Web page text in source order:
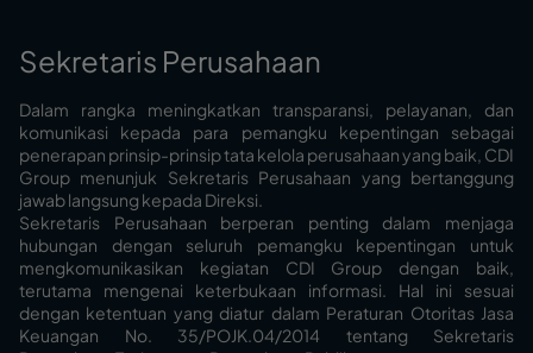
Sekretaris Perusahaan
Dalam rangka meningkatkan transparansi, pelayanan, dan
komunikasi kepada para pemangku kepentingan sebagai
penerapan prinsip-prinsip tata kelola perusahaan yang baik, CDI
Group menunjuk Sekretaris Perusahaan yang bertanggung
jawab langsung kepada Direksi.
Sekretaris Perusahaan berperan penting dalam menjaga
hubungan dengan seluruh pemangku kepentingan untuk
mengkomunikasikan kegiatan CDI Group dengan baik,
terutama mengenai keterbukaan informasi. Hal ini sesuai
dengan ketentuan yang diatur dalam Peraturan Otoritas Jasa
Keuangan No. 35/POJK.04/2014 tentang Sekretaris